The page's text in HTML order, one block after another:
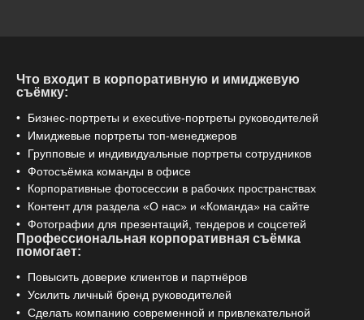
Что входит в корпоративную и имиджевую
съёмку:
Бизнес-портреты и executive-портреты руководителей
Имиджевые портреты топ-менеджеров
Групповые и индивидуальные портреты сотрудников
Фотосъёмка команды в офисе
Корпоративные фотосессии в рабочих пространствах
Контент для раздела «О нас» и «Команда» на сайте
Фотографии для презентаций, тендеров и соцсетей
Профессиональная корпоративная съёмка
помогает:
Повысить доверие клиентов и партнёров
Усилить личный бренд руководителей
Сделать компанию современной и привлекательной